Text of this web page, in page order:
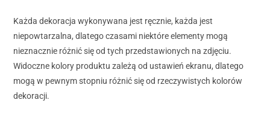
Każda dekoracja wykonywana jest ręcznie, każda jest
niepowtarzalna, dlatego czasami niektóre elementy mogą
nieznacznie różnić się od tych przedstawionych na zdjęciu.
Widoczne kolory produktu zależą od ustawień ekranu, dlatego
mogą w pewnym stopniu różnić się od rzeczywistych kolorów
dekoracji.